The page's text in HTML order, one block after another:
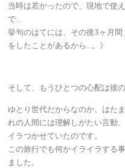
当時は若かったので、現地で使
で…
挙句のはてには、その後3ヶ月
をしたことがあるから…。》
そして、もうひとつの心配は彼の
ゆとり世代だからなのか、はた
れの人間には理解しがたい言動
イラつかせていたのです。
この旅行でも何かイライラする
ました。